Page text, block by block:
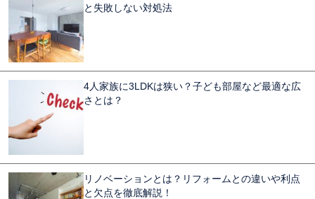
と失敗しない対処法
4人家族に3LDKは狭い？子ども部屋など最適な広
さとは？
リノベーションとは？リフォームとの違いや利点
と欠点を徹底解説！